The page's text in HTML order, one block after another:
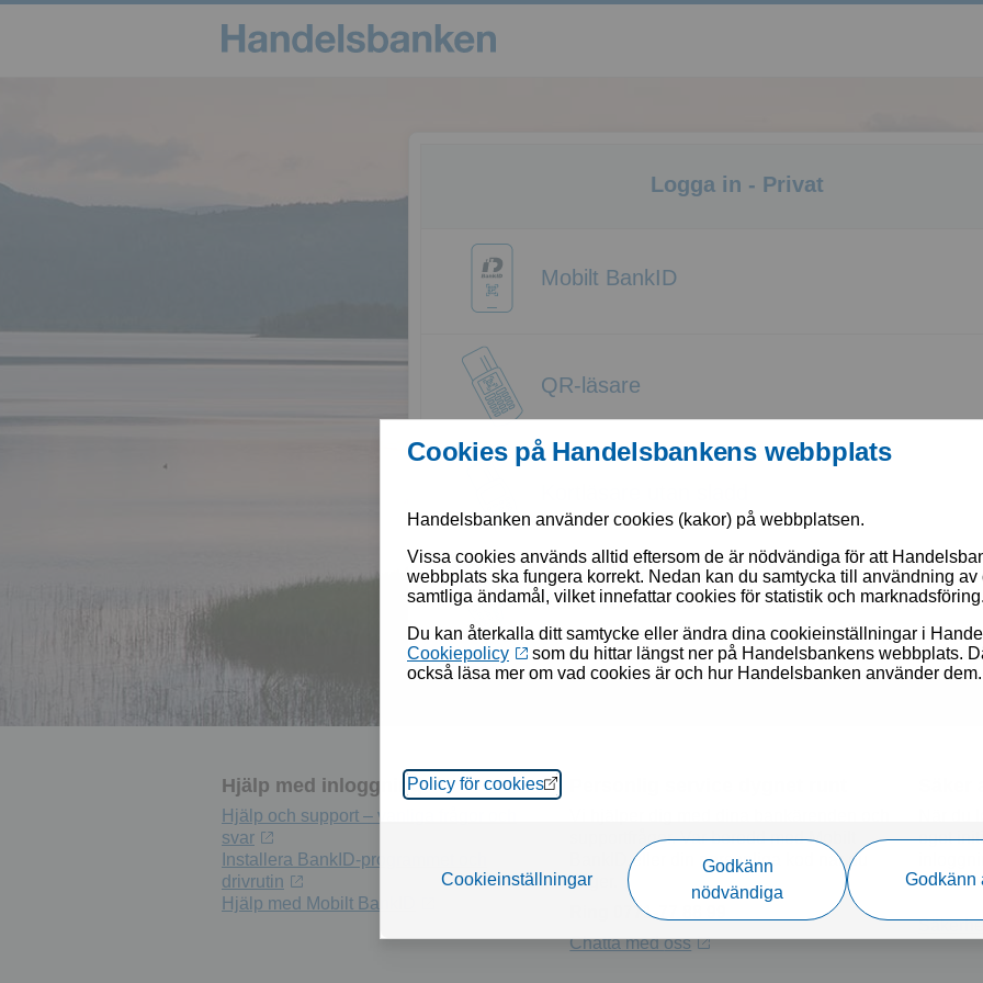
Cookies på Handelsbankens webbplats
Handelsbanken använder cookies (kakor) på webbplatsen.
Vissa cookies används alltid eftersom de är nödvändiga för att
webbplats ska fungera korrekt. Nedan kan du samtycka till användning av
samtliga ändamål, vilket innefattar cookies för statistik och marknadsföring.
Du kan återkalla ditt samtycke eller ändra dina cookieinställningar i
Cookiepolicy
som du hittar längst ner på Handelsbankens webbplats.
också läsa mer om vad cookies är och hur Handelsbanken använder dem.
Policy för cookies Öppnas i nytt fönster
Cookieinställningar
Godkänn
nödvändiga
Godkänn
Logga in - Privat
Mobilt BankID
QR-läsare
Kortläsare ansluten med sladd
Hjälp med inloggning
Hjälp och support – vanliga frågor och
svar
Installera BankID-programmet och
drivrutin
Hjälp med Mobilt BankID
supportfrågor. Var beredd med Mobilt
BankID eller din personliga kod när du
ringer.
Ring 0771-77 88 99
Chatta medoss
När du
eget
BankID.